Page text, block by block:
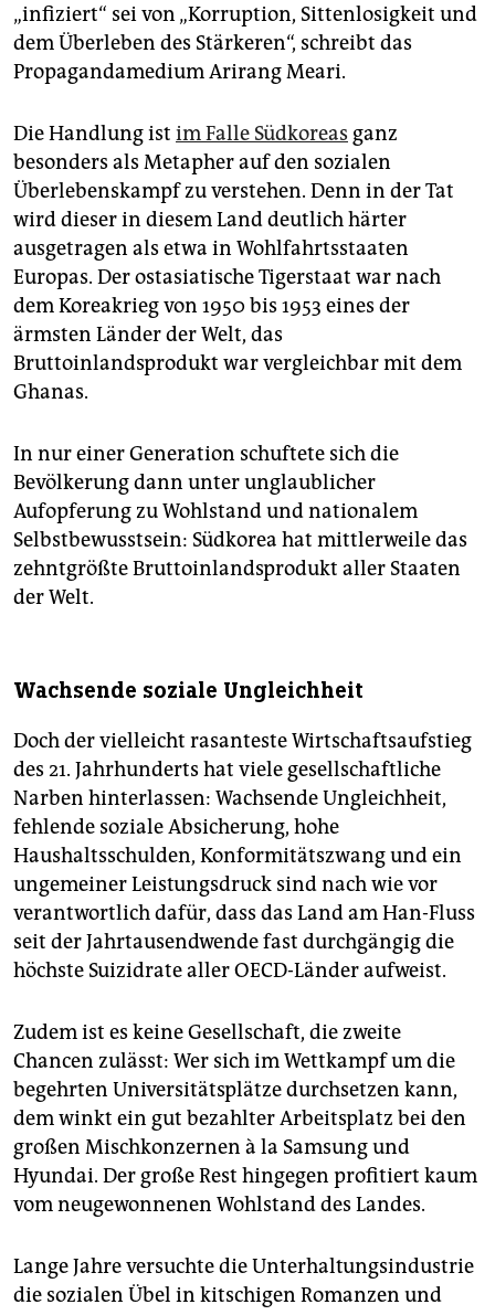
„infiziert“ sei von „Korruption, Sittenlosigkeit und
dem Überleben des Stärkeren“, schreibt das
Propagandamedium Arirang Meari.
Die Handlung ist im Falle Südkoreas ganz
besonders als Metapher auf den sozialen
Überlebenskampf zu verstehen. Denn in der Tat
wird dieser in diesem Land deutlich härter
ausgetragen als etwa in Wohlfahrtsstaaten
Europas. Der ostasiatische Tigerstaat war nach
dem Koreakrieg von 1950 bis 1953 eines der
ärmsten Länder der Welt, das
Bruttoinlandsprodukt war vergleichbar mit dem
Ghanas.
In nur einer Generation schuftete sich die
Bevölkerung dann unter unglaublicher
Aufopferung zu Wohlstand und nationalem
Selbstbewusstsein: Südkorea hat mittlerweile das
zehntgrößte Bruttoinlandsprodukt aller Staaten
der Welt.
Wachsende soziale Ungleichheit
Doch der vielleicht rasanteste Wirtschaftsaufstieg
des 21. Jahrhunderts hat viele gesellschaftliche
Narben hinterlassen: Wachsende Ungleichheit,
fehlende soziale Absicherung, hohe
Haushaltsschulden, Konformitätszwang und ein
ungemeiner Leistungsdruck sind nach wie vor
verantwortlich dafür, dass das Land am Han-Fluss
seit der Jahrtausendwende fast durchgängig die
höchste Suizidrate aller OECD-Länder aufweist.
Zudem ist es keine Gesellschaft, die zweite
Chancen zulässt: Wer sich im Wettkampf um die
begehrten Universitätsplätze durchsetzen kann,
dem winkt ein gut bezahlter Arbeitsplatz bei den
großen Mischkonzernen à la Samsung und
Hyundai. Der große Rest hingegen profitiert kaum
vom neugewonnenen Wohlstand des Landes.
Lange Jahre versuchte die Unterhaltungsindustrie
die sozialen Übel in kitschigen Romanzen und